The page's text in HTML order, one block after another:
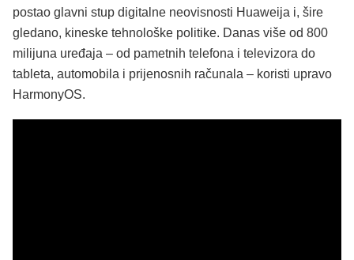
postao glavni stup digitalne neovisnosti Huaweija i, šire
gledano, kineske tehnološke politike. Danas više od 800
milijuna uređaja – od pametnih telefona i televizora do
tableta, automobila i prijenosnih računala – koristi upravo
HarmonyOS.